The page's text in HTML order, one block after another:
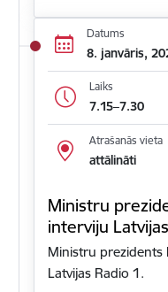
Datums
8. janvāris,
Laiks
7.15–7.30
Atrašanās vieta
attālināti
Ministru
interviju
Ministru prezidents
Latvijas Radio 1.